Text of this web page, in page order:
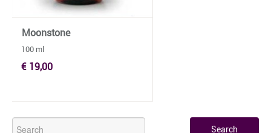
Moonstone
100 ml
€ 19,00